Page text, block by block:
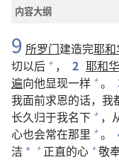
内容大纲
9 所罗门建造完耶
切以后 + ， 2 耶和华
遍向他显现一样 + 。
我面前求恩的话，我
长久归于我名下 + ，
心也会常在那里 + 。
洁 * + 正直的心 + 敬